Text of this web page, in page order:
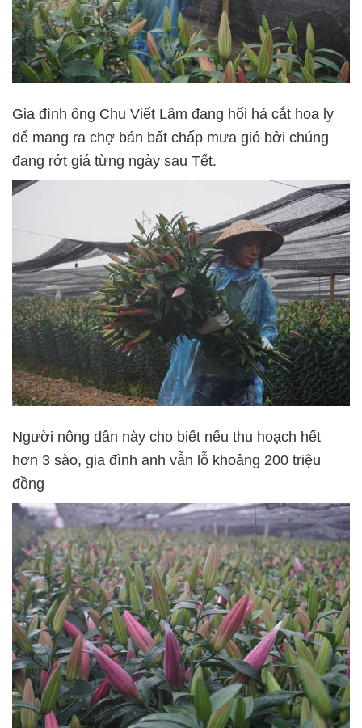
Gia đình ông Chu Viết Lâm đang hối hả cắt hoa ly
để mang ra chợ bán bất chấp mưa gió bởi chúng
đang rớt giá từng ngày sau Tết.
Người nông dân này cho biết nếu thu hoạch hết
hơn 3 sào, gia đình anh vẫn lỗ khoảng 200 triệu
đồng